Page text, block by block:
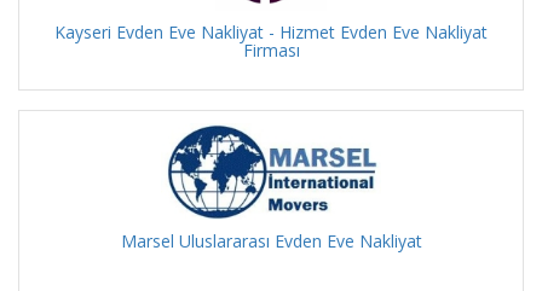
Kayseri Evden Eve Nakliyat - Hizmet Evden Eve Nakliyat
Firması
Marsel Uluslararası Evden Eve Nakliyat